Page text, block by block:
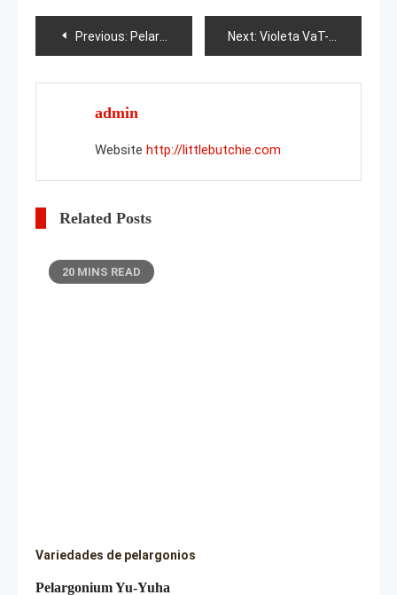
Post
navigation
Previous: Pelargonium Irida Blueberry Drop Next: Violeta VaT-Pion
admin
Website http://littlebutchie.com
Related Posts
20 MINS READ
Variedades de pelargonios
Pelargonium Yu-Yuha